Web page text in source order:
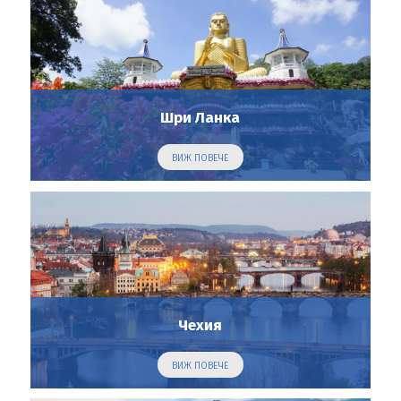
Шри Ланка
ВИЖ ПОВЕЧЕ
Чехия
ВИЖ ПОВЕЧЕ